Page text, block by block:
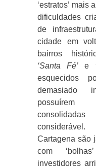
‘estratos’ mais
dificuldades
de
cidade em
bairros
‘Santa Fé’ e
esquecidos
demasiado
possuírem
Cartagena são
com
investidores